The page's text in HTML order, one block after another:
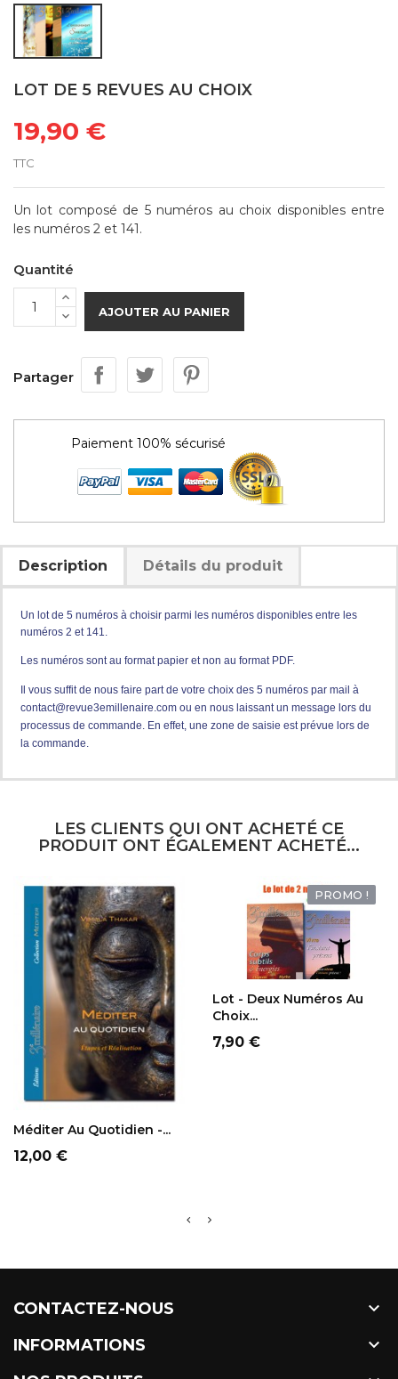
LOT DE 5 REVUES AU CHOIX
19,90 €
TTC
Un lot composé de 5 numéros au choix disponibles entre
les numéros 2 et 141.
Quantité
AJOUTER AU PANIER
Partager
Paiement 100% sécurisé
Description Détails du produit
Un lot de 5 numéros à choisir parmi les numéros disponibles entre les
numéros 2 et 141.
Les numéros sont au format papier et non au format PDF.
Il vous suffit de nous faire part de votre choix des 5 numéros par mail à
contact@revue3emillenaire.com ou en nous laissant un message lors du
processus de commande. En effet, une zone de saisie est prévue lors de
la commande.
LES CLIENTS QUI ONT ACHETÉ CE
PRODUIT ONT ÉGALEMENT ACHETÉ...
AJOUTER AU
Méditer Au Quotidien -...
Prix
12,00 €
PROMO !
AJOUTER AU
PANIER
Lot - Deux Numéros Au
Choix...
Prix
7,90 €
CONTACTEZ-NOUS 
INFORMATIONS 